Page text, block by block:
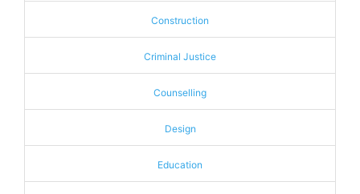
Construction
Criminal Justice
Counselling
Design
Education